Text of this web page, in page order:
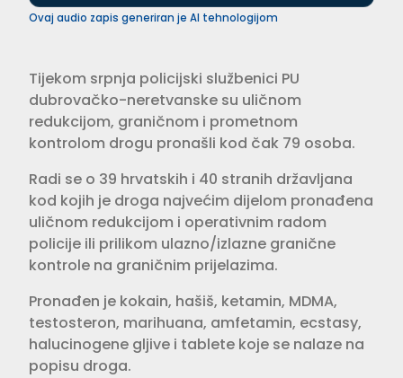
Ovaj audio zapis generiran je AI tehnologijom
Tijekom srpnja policijski službenici PU
dubrovačko-neretvanske su uličnom
redukcijom, graničnom i prometnom
kontrolom drogu pronašli kod čak 79 osoba.
Radi se o 39 hrvatskih i 40 stranih državljana
kod kojih je droga najvećim dijelom pronađena
uličnom redukcijom i operativnim radom
policije ili prilikom ulazno/izlazne granične
kontrole na graničnim prijelazima.
Pronađen je kokain, hašiš, ketamin, MDMA,
testosteron, marihuana, amfetamin, ecstasy,
halucinogene gljive i tablete koje se nalaze na
popisu droga.